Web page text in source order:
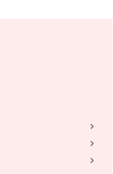
邪予防
いしいお食事やお酒
（エルバ）』を語